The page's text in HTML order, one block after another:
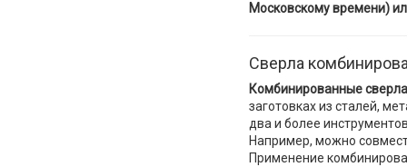
Московскому времени)
Сверла
Комбинированные
заготовках из сталей,
два и более
Например, можно
Применение